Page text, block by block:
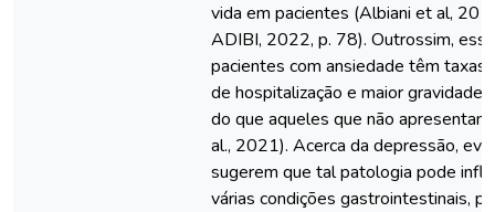
vida em pacientes (Albiani et al,
ADIBI, 2022, p. 78). Outrossim,
pacientes com ansiedade têm taxas
de hospitalização e maior gravidade
do que aqueles que não
al., 2021). Acerca da depressão,
sugerem que tal patologia pode
várias condições gastrointestinais,